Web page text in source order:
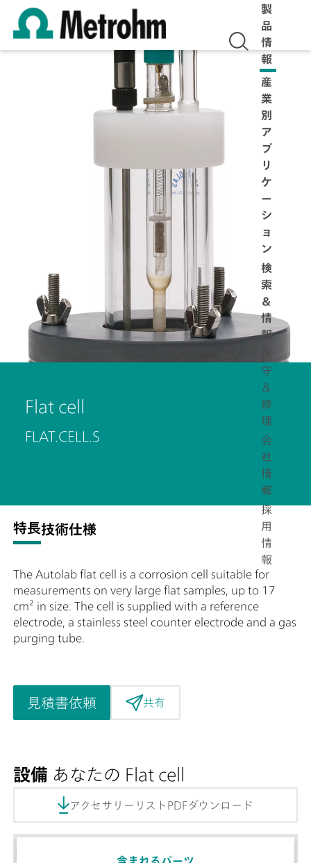
製
品
情
報
産
業
別
ア
プ
リ
ケ
ー
シ
ョ
ン
検
索
＆
情
報
守
＆
修
理
会
社
情
報
採
用
情
報
Flat cell
FLAT.CELL.S
特長技術仕様
The Autolab flat cell is a corrosion cell suitable for
measurements on very large flat samples, up to 17
cm² in size. The cell is supplied with a reference
electrode, a stainless steel counter electrode and a gas
purging tube.
見積書依頼 共有
設備 あなたの Flat cell
アクセサリーリストPDFダウンロード